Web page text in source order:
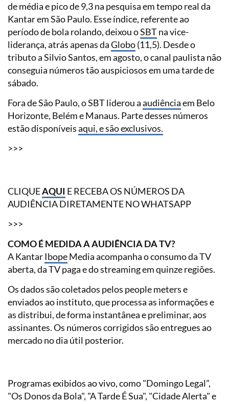
de média e pico de 9,3 na pesquisa em tempo real da
Kantar em São Paulo. Esse índice, referente ao
período de bola rolando, deixou oSBTna vice-
liderança, atrás apenas daGlobo(11,5). Desde o
tributo a Silvio Santos, em agosto, o canal paulista não
conseguia números tão auspiciosos em uma tarde de
sábado.
Fora de São Paulo, o SBT liderou aaudiênciaem Belo
Horizonte, Belém e Manaus. Parte desses números
estão disponíveisaqui, e são exclusivos.
>>>
CLIQUEAQUI E RECEBA OS NÚMEROS DA
AUDIÊNCIA DIRETAMENTE NO WHATSAPP
>>>
COMO É MEDIDA A AUDIÊNCIA DA TV?
A KantarIbopeMedia acompanha o consumo da TV
aberta, da TV paga e do streaming em quinze regiões.
Os dados são coletados pelos people meters e
enviados ao instituto, que processa as informações e
as distribui, de forma instantânea e preliminar, aos
assinantes. Os números corrigidos são entregues ao
mercado no dia útil posterior.
Programas exibidos ao vivo, como "Domingo Legal",
"Os Donos da Bola", "A Tarde É Sua", "Cidade Alerta" e